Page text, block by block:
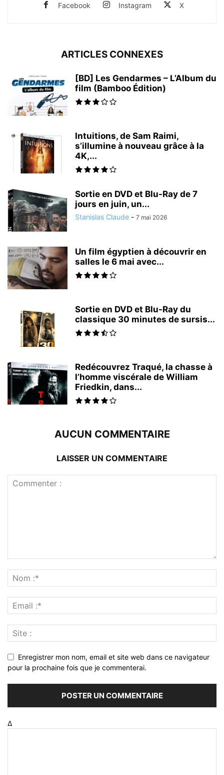
Facebook Instagram X
ARTICLES CONNEXES
[BD] Les Gendarmes – L’Album du
film (Bamboo Édition)
Intuitions, de Sam Raimi,
s’illumine à nouveau grâce à la
4K,...
Sortie en DVD et Blu-Ray de 7
jours en juin, un...
Stanislas Claude - 7 mai 2026
Un film égyptien à découvrir en
salles le 6 mai avec...
Sortie en DVD et Blu-Ray du
classique 30 minutes de sursis...
Redécouvrez Traqué, la chasse à
l’homme viscérale de William
Friedkin, dans...
AUCUN COMMENTAIRE
LAISSER UN COMMENTAIRE
Enregistrer mon nom, email et site web dans ce navigateur
pour la prochaine fois que je commenterai.
Δ